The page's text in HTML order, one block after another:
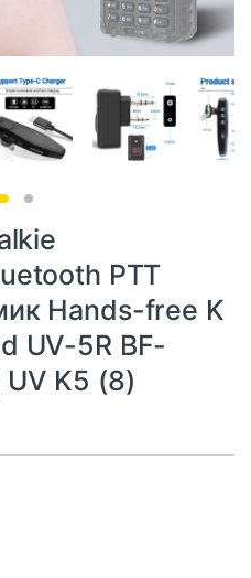
PTT
Hands-free K
UV-5R BF-
K5 (8)